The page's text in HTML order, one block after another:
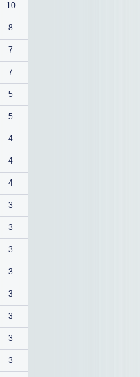
10
8
7
7
5
5
4
4
4
3
3
3
3
3
3
3
3